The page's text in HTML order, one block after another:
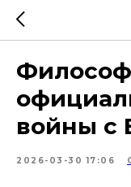
войны с
2026-03-30 17:06